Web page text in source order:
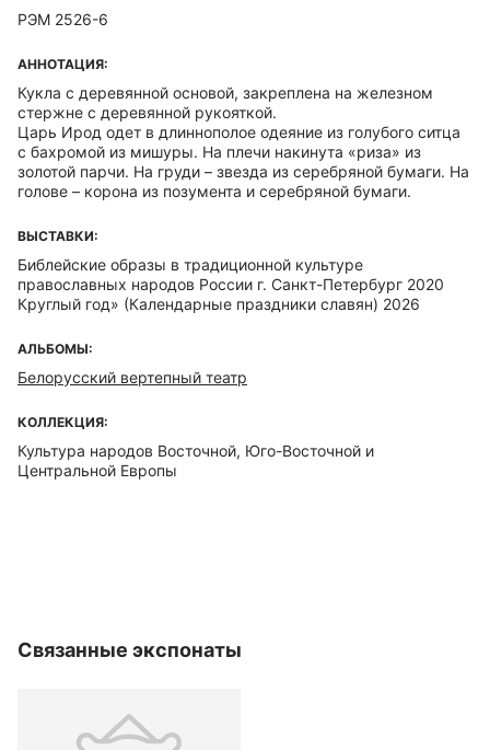
РЭМ 2526-6
АННОТАЦИЯ:
Кукла с деревянной основой, закреплена на железном
стержне с деревянной рукояткой.
Царь Ирод одет в длиннополое одеяние из голубого ситца
с бахромой из мишуры. На плечи накинута «риза» из
золотой парчи. На груди – звезда из серебряной бумаги. На
голове – корона из позумента и серебряной бумаги.
ВЫСТАВКИ:
Библейские образы в традиционной культуре
православных народов России г. Санкт-Петербург 2020
Круглый год» (Календарные праздники славян) 2026
АЛЬБОМЫ:
Белорусский вертепный театр
КОЛЛЕКЦИЯ:
Культура народов Восточной, Юго-Восточной и
Центральной Европы
Связанные экспонаты